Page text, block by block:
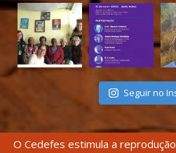
Seguir no
O Cedefes estimula a